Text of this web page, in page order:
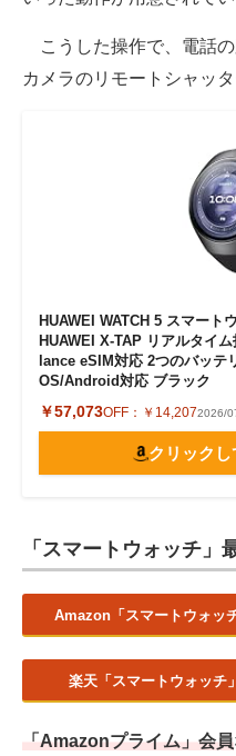
こうした操作で、電話の
カメラのリモートシャッ
HUAWEI WATCH 5 スマート
HUAWEI X-TAP リアルタイ
lance eSIM対応 2つのバッテ
OS/Android対応 ブラック
￥57,073OFF： ￥14,2072026/
クリックし
「スマートウォッチ」
Amazon「スマートウォッ
楽天「スマートウォッチ
「Amazonプライム」会員